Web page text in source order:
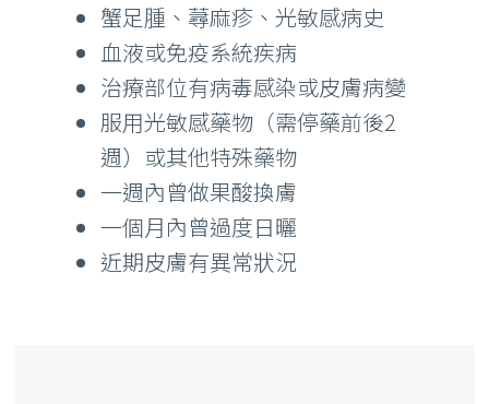
蟹足腫、蕁麻疹、光敏感病史
血液或免疫系統疾病
治療部位有病毒感染或皮膚病變
服用光敏感藥物（需停藥前後2
週）或其他特殊藥物
一週內曾做果酸換膚
一個月內曾過度日曬
近期皮膚有異常狀況